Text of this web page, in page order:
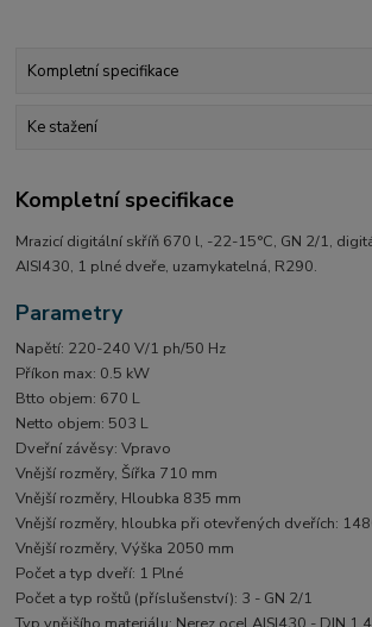
Kompletní specifikace
Ke stažení
Kompletní specifikace
Mrazicí digitální skříň 670 l, -22-15°C, GN 2/1,
AISI430, 1 plné dveře, uzamykatelná, R290.
Parametry
Napětí: 220-240 V/1 ph/50 Hz
Příkon max: 0.5 kW
Btto objem: 670 L
Netto objem: 503 L
Dveřní závěsy: Vpravo
Vnější rozměry, Šířka 710 mm
Vnější rozměry, Hloubka 835 mm
Vnější rozměry, hloubka při otevřených dveřích:
Vnější rozměry, Výška 2050 mm
Počet a typ dveří: 1 Plné
Počet a typ roštů (příslušenství): 3 - GN 2/1